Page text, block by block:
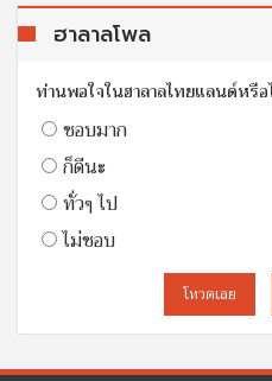
ฮาลาลโพล
ท่านพอใจในฮาลาลไทยแลนด์หรื
ชอบมาก
ก็ดีนะ
ทั่วๆ ไป
ไม่ชอบ
โหวดเลย